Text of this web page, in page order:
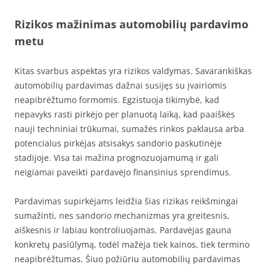
Rizikos mažinimas automobilių pardavimo
metu
Kitas svarbus aspektas yra rizikos valdymas. Savarankiškas
automobilių pardavimas dažnai susijęs su įvairiomis
neapibrėžtumo formomis. Egzistuoja tikimybė, kad
nepavyks rasti pirkėjo per planuotą laiką, kad paaiškės
nauji techniniai trūkumai, sumažės rinkos paklausa arba
potencialus pirkėjas atsisakys sandorio paskutinėje
stadijoje. Visa tai mažina prognozuojamumą ir gali
neigiamai paveikti pardavėjo finansinius sprendimus.
Pardavimas supirkėjams leidžia šias rizikas reikšmingai
sumažinti, nes sandorio mechanizmas yra greitesnis,
aiškesnis ir labiau kontroliuojamas. Pardavėjas gauna
konkretų pasiūlymą, todėl mažėja tiek kainos, tiek termino
neapibrėžtumas. Šiuo požiūriu automobilių pardavimas